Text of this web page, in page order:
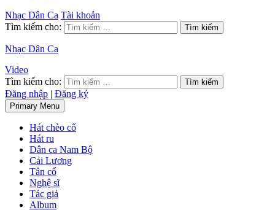
Nhạc Dân Ca Tài khoản
Tìm kiếm cho:
Nhạc Dân Ca
Video
Tìm kiếm cho:
Đăng nhập | Đăng ký
Primary Menu
Hát chèo cổ
Hát ru
Dân ca Nam Bộ
Cải Lương
Tân cổ
Nghệ sĩ
Tác giả
Album